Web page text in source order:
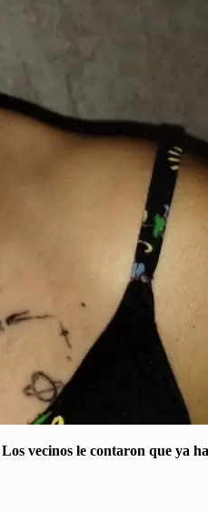
vecinos le contaron que ya